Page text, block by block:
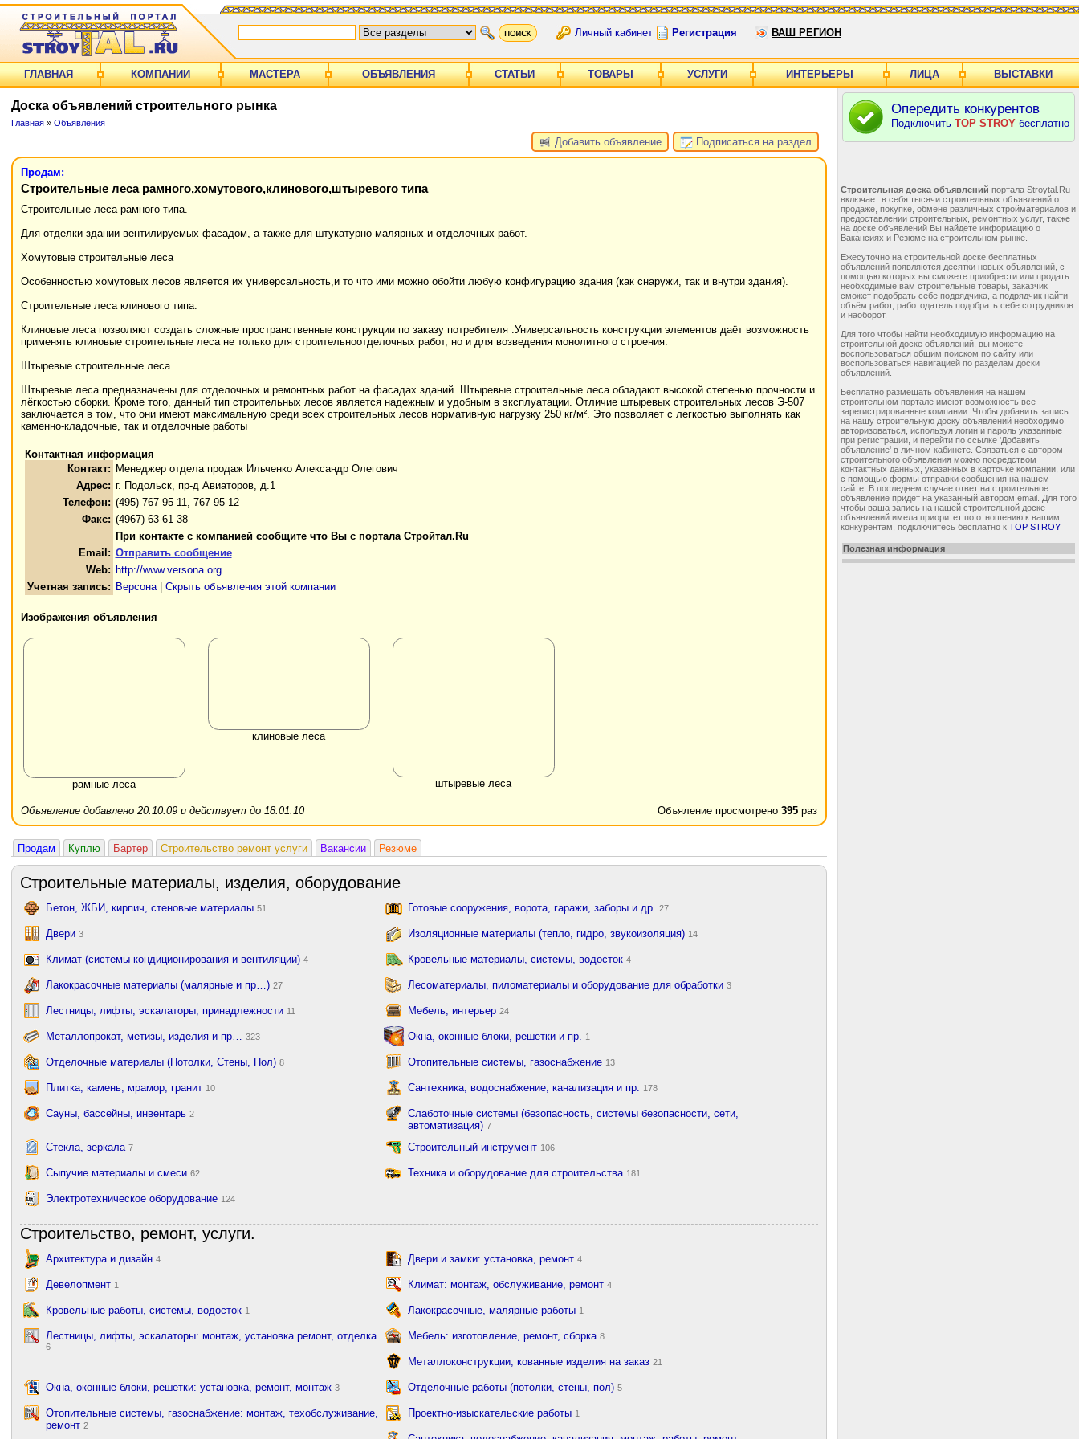
Личный кабинет Регистрация ВАШ РЕГИОН
ГЛАВНАЯ КОМПАНИИ МАСТЕРА ОБЪЯВЛЕНИЯ СТАТЬИ ТОВАРЫ УСЛУГИ ИНТЕРЬЕРЫ ЛИЦА ВЫСТАВКИ
Доска объявлений строительного рынка
Главная» Объявления
Добавить объявление Подписаться на раздел
Продам:
Строительные леса рамного,хомутового,клинового,штыревого типа
Строительные леса рамного типа.
Для отделки здании вентилируемых фасадом, а также для штукатурно-малярных и отделочных работ.
Хомутовые строительные леса
Особенностью хомутовых лесов является их универсальность,и то что ими можно обойти любую конфигурацию здания (как снаружи, так и внутри здания).
Строительные леса клинового типа.
Клиновые леса позволяют создать сложные пространственные конструкции по заказу потребителя .Универсальность конструкции элементов даёт возможность
применять клиновые строительные леса не только для строительноотделочных работ, но и для возведения монолитного строения.
Штыревые строительные леса
Штыревые леса предназначены для отделочных и ремонтных работ на фасадах зданий. Штыревые строительные леса обладают высокой степенью прочности и
лёгкостью сборки. Кроме того, данный тип строительных лесов является надежным и удобным в эксплуатации. Отличие штыревых строительных лесов Э-507
заключается в том, что они имеют максимальную среди всех строительных лесов нормативную нагрузку 250 кг/м². Это позволяет с легкостью выполнять как
каменно-кладочные, так и отделочные работы
Контактная информация
Контакт: Менеджер отдела продаж Ильченко Александр Олегович
Адрес: г. Подольск, пр-д Авиаторов, д.1
Телефон: (495) 767-95-11, 767-95-12
Факс: (4967) 63-61-38
При контакте с компанией сообщите что Вы с портала Стройтал.Ru
Email: Отправить сообщение
Web: http://www.versona.org
Учетная запись: Версона| Скрыть объявления этой компании
Изображения объявления
рамные леса
клиновые леса
штыревые леса
Объяление просмотрено 395раз
Объявление добавлено 20.10.09 и действует до 18.01.10
Продам Куплю Бартер Строительство ремонт услуги Вакансии Резюме
Строительные материалы, изделия, оборудование
Бетон, ЖБИ, кирпич, стеновые материалы 51 Готовые сооружения, ворота, гаражи, заборы и др. 27
Двери 3 Изоляционные материалы (тепло, гидро, звукоизоляция) 14
Климат (системы кондиционирования и вентиляции) 4 Кровельные материалы, системы, водосток 4
Лакокрасочные материалы (малярные и пр…) 27 Лесоматериалы, пиломатериалы и оборудование для обработки 3
Лестницы, лифты, эскалаторы, принадлежности 11 Мебель, интерьер 24
Металлопрокат, метизы, изделия и пр… 323 Окна, оконные блоки, решетки и пр. 1
Отделочные материалы (Потолки, Стены, Пол) 8 Отопительные системы, газоснабжение 13
Плитка, камень, мрамор, гранит 10 Сантехника, водоснабжение, канализация и пр. 178
Сауны, бассейны, инвентарь 2
Слаботочные системы (безопасность, системы безопасности, сети,
автоматизация) 7
Стекла, зеркала 7 Строительный инструмент 106
Сыпучие материалы и смеси 62 Техника и оборудование для строительства 181
Электротехническое оборудование 124
Строительство, ремонт, услуги.
Архитектура и дизайн 4 Двери и замки: установка, ремонт 4
Девелопмент 1 Климат: монтаж, обслуживание, ремонт 4
Кровельные работы, системы, водосток 1 Лакокрасочные, малярные работы 1
Лестницы, лифты, эскалаторы: монтаж, установка ремонт, отделка
6
Мебель: изготовление, ремонт, сборка 8
Металлоконструкции, кованные изделия на заказ 21
Окна, оконные блоки, решетки: установка, ремонт, монтаж 3 Отделочные работы (потолки, стены, пол) 5
Отопительные системы, газоснабжение: монтаж, техобслуживание,
ремонт 2
Проектно-изыскательские работы 1
Опередить конкурентов
Подключить TOP STROY бесплатно
Строительная доска объявлений портала Stroytal.Ru
включает в себя тысячи строительных объявлений о
продаже, покупке, обмене различных стройматериалов и
предоставлении строительных, ремонтных услуг, также
на доске объявлений Вы найдете информацию о
Вакансиях и Резюме на строительном рынке.
Ежесуточно на строительной доске бесплатных
объявлений появляются десятки новых объявлений, с
помощью которых вы сможете приобрести или продать
необходимые вам строительные товары, заказчик
сможет подобрать себе подрядчика, а подрядчик найти
объём работ, работодатель подобрать себе сотрудников
и наоборот.
Для того чтобы найти необходимую информацию на
строительной доске объявлений, вы можете
воспользоваться общим поиском по сайту или
воспользоваться навигацией по разделам доски
объявлений.
Бесплатно размещать объявления на нашем
строительном портале имеют возможность все
зарегистрированные компании. Чтобы добавить запись
на нашу строительную доску объявлений необходимо
авторизоваться, используя логин и пароль указанные
при регистрации, и перейти по ссылке 'Добавить
объявление' в личном кабинете. Связаться с автором
строительного объявления можно посредством
контактных данных, указанных в карточке компании, или
с помощью формы отправки сообщения на нашем
сайте. В последнем случае ответ на строительное
объявление придет на указанный автором email. Для того
чтобы ваша запись на нашей строительной доске
объявлений имела приоритет по отношению к вашим
конкурентам, подключитесь бесплатно к TOP STROY
Полезная информация